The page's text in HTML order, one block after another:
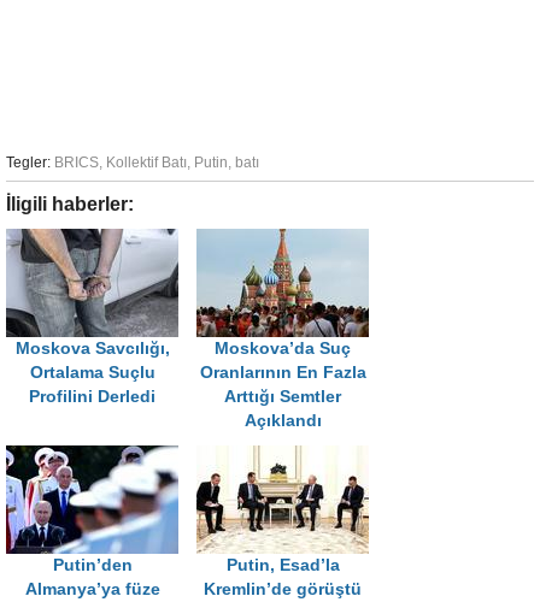
Tegler: BRICS, Kollektif Batı, Putin, batı
İligili haberler:
Moskova Savcılığı,
Ortalama Suçlu
Profilini Derledi
Moskova’da Suç
Oranlarının En Fazla
Arttığı Semtler
Açıklandı
Putin’den
Almanya’ya füze
Putin, Esad’la
Kremlin’de görüştü